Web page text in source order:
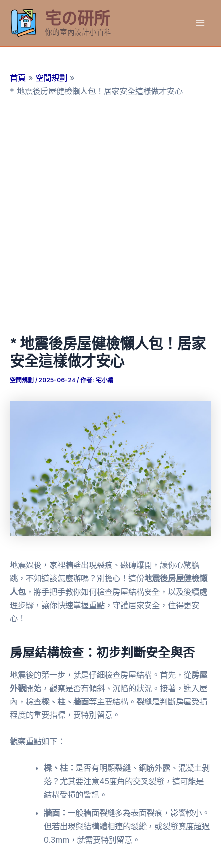
要
宅の研所
你的室內設計小百科
首頁
空間規劃
* 地震後房屋健檢懶人包！居家安全這樣做才安心
* 地震後房屋健檢懶人包！居家
安全這樣做才安心
空間規劃 / 2025-06-24 / 作者: 宅小編
地震過後，家裡牆壁出現裂痕、磁磚爆開，讓你心驚膽
跳，不知道該怎麼辦嗎？別擔心！這份地震後房屋健檢懶
人包，將手把手教你如何檢查房屋結構安全，以及後續處
理步驟，讓你快速掌握重點，守護居家安全，住得更安
心！
房屋結構檢查：初步判斷安全與否
地震後的第一步，就是仔細檢查房屋結構。首先，從房屋
外觀開始，觀察是否有傾斜、沉陷的狀況。接著，進入屋
內，檢查樑、柱、牆面等主要結構。裂縫是判斷房屋受損
程度的重要指標，要特別留意。
觀察重點如下：
樑、柱： 是否有明顯裂縫、鋼筋外露、混凝土剝
落？尤其要注意45度角的交叉裂縫，這可能是
結構受損的警訊。
牆面：一般牆面裂縫多為表面裂痕，影響較小。
但若出現與結構體相連的裂縫，或裂縫寬度超過
0.3mm，就需要特別留意。